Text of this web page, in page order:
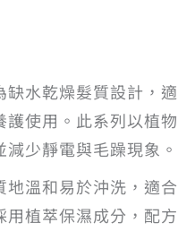
水乾燥髮質設計，
使用。此系列以植
少靜電與毛躁現象。
溫和易於沖洗，適
植萃保濕成分，配